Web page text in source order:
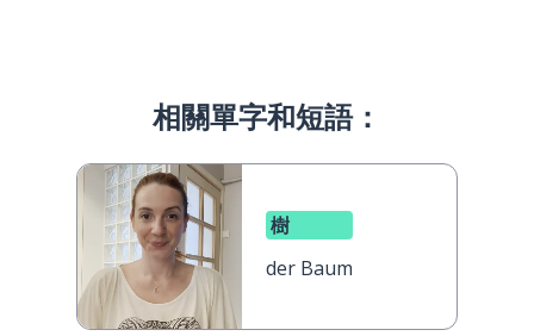
相關單字和短語：
樹
der Baum